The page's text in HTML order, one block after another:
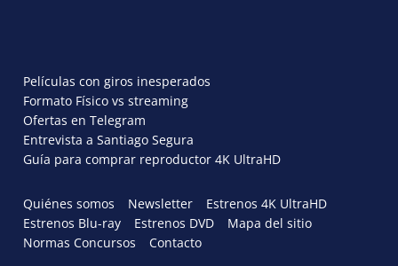
Películas con giros inesperados
Formato Físico vs streaming
Ofertas en Telegram
Entrevista a Santiago Segura
Guía para comprar reproductor 4K UltraHD
Quiénes somos Newsletter
Estrenos 4K UltraHD
Estrenos Blu-ray
Estrenos DVD
Mapa del sitio
Normas Concursos
Contacto